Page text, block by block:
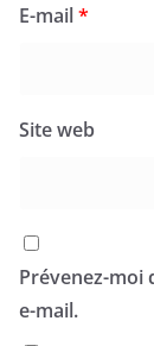
E-mail*
Site web
Prévenez-moi
e-mail.